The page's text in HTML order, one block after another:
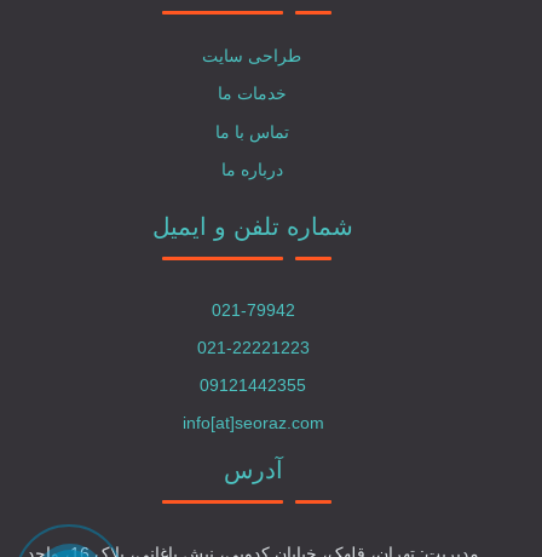
طراحی سایت
خدمات ما
تماس با ما
درباره ما
شماره تلفن و ایمیل
021-79942
021-22221223
09121442355
info[at]seoraz.com
آدرس
مدیریت: تهران، قلهک، خیابان کدویی، نبش باغانی، پلاک 16، واحد